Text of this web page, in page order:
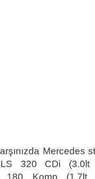
Mercedes
320 CDi
180 Komp (1.7lt